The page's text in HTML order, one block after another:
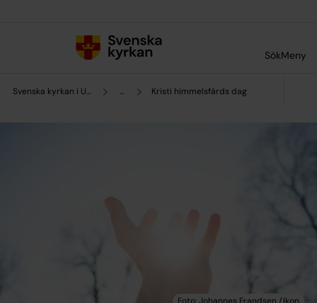
SökMeny
Svenska kyrkan i Uddevalla ... Kristi himmelsfärds dag